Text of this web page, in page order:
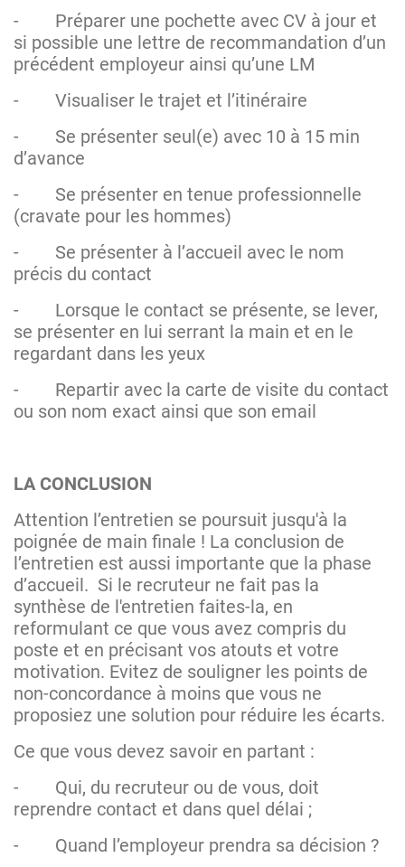
- Préparer une pochette avec CV à jour et
si possible une lettre de recommandation d’un
précédent employeur ainsi qu’une LM
- Visualiser le trajet et l’itinéraire
- Se présenter seul(e) avec 10 à 15 min
d’avance
- Se présenter en tenue professionnelle
(cravate pour les hommes)
- Se présenter à l’accueil avec le nom
précis du contact
- Lorsque le contact se présente, se lever,
se présenter en lui serrant la main et en le
regardant dans les yeux
- Repartir avec la carte de visite du contact
ou son nom exact ainsi que son email
LA CONCLUSION
Attention l’entretien se poursuit jusqu'à la
poignée de main finale ! La conclusion de
l’entretien est aussi importante que la phase
d’accueil. Si le recruteur ne fait pas la
synthèse de l'entretien faites-la, en
reformulant ce que vous avez compris du
poste et en précisant vos atouts et votre
motivation. Evitez de souligner les points de
non-concordance à moins que vous ne
proposiez une solution pour réduire les écarts.
Ce que vous devez savoir en partant :
- Qui, du recruteur ou de vous, doit
reprendre contact et dans quel délai ;
- Quand l’employeur prendra sa décision ?